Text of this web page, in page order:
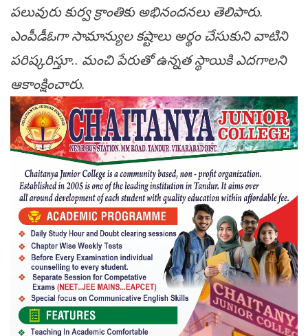
పలువురు కుర్వ క్రాంతికు అభినందనలు తెలిపారు.
ఎంపీడీఓగా సామాన్యుల కష్టాలు అర్థం చేసుకుని వాటిని
పరిష్కరిస్తూ.. మంచి పేరుతో ఉన్నత స్థాయికి ఎదగాలని
ఆకాంక్షించారు.